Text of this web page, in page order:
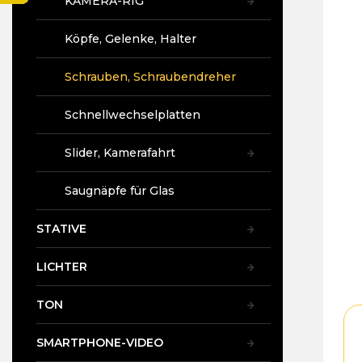
Köpfe, Gelenke, Halter
Schrauben, Schraubendreher
Schnellwechselplatten
Slider, Kamerafahrt
Saugnäpfe für Glas
STATIVE
LICHTER
TON
SMARTPHONE-VIDEO